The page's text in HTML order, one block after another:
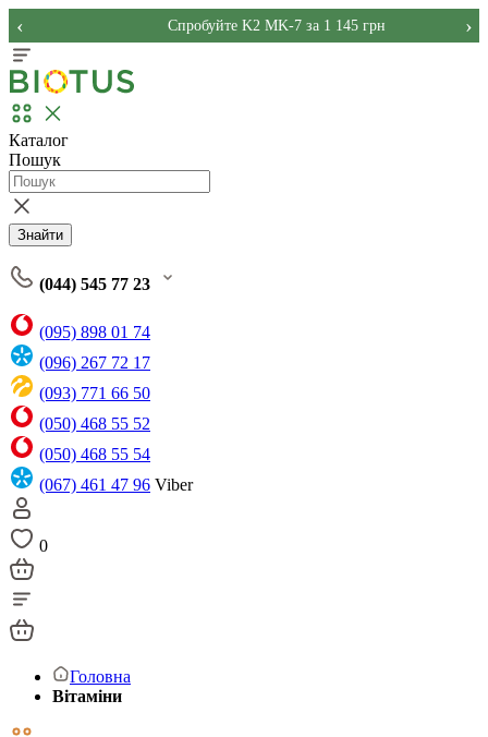
Спробуйте K2 MK-7 за 1 145 грн
‹ ›
Каталог
Пошук
Знайти
(044) 545 77 23
(095) 898 01 74
(096) 267 72 17
(093) 771 66 50
(050) 468 55 52
(050) 468 55 54
(067) 461 47 96 Viber
0
Головна
Вітаміни